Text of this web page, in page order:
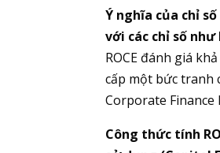
Ý nghĩa của chỉ
với các chỉ số như
ROCE đánh giá
cấp một bức tranh
Corporate Finance
Công thức tính